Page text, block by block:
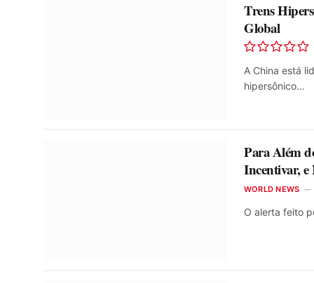
Trens
Global
A China está
hipersônico…
Para Além
Incentivar,
WORLD NEWS
O alerta feito